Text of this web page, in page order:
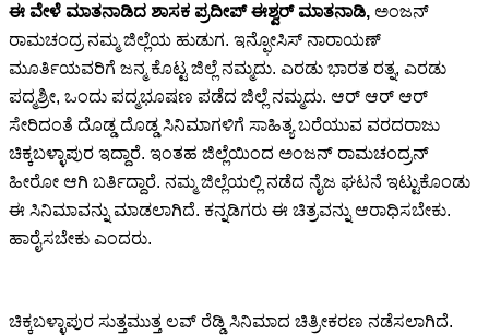
ಈ ವೇಳೆ ಮಾತನಾಡಿದ ಶಾಸಕ ಪ್ರದೀಪ್ ಈಶ್ವರ್ ಮಾತನಾಡಿ, ಅಂಜನ್
ರಾಮಚಂದ್ರ ನಮ್ಮ ಜಿಲ್ಲೆಯ ಹುಡುಗ. ಇನ್ಫೋಸಿಸ್ ನಾರಾಯಣ್
ಮೂರ್ತಿಯವರಿಗೆ ಜನ್ಮ ಕೊಟ್ಟ ಜಿಲ್ಲೆ ನಮ್ಮದು. ಎರಡು ಭಾರತ ರತ್ನ, ಎರಡು
ಪದ್ಮಶ್ರೀ, ಒಂದು ಪದ್ಮಭೂಷಣ ಪಡೆದ ಜಿಲ್ಲೆ ನಮ್ಮದು. ಆರ್ ಆರ್ ಆರ್
ಸೇರಿದಂತೆ ದೊಡ್ಡ ದೊಡ್ಡ ಸಿನಿಮಾಗಳಿಗೆ ಸಾಹಿತ್ಯ ಬರೆಯುವ ವರದರಾಜು
ಚಿಕ್ಕಬಳ್ಳಾಪುರ ಇದ್ದಾರೆ. ಇಂತಹ ಜಿಲ್ಲೆಯಿಂದ ಅಂಜನ್ ರಾಮಚಂದ್ರನ್
ಹೀರೋ ಆಗಿ ಬರ್ತಿದ್ದಾರೆ. ನಮ್ಮ ಜಿಲ್ಲೆಯಲ್ಲಿ ನಡೆದ ನೈಜ ಘಟನೆ ಇಟ್ಟುಕೊಂಡು
ಈ ಸಿನಿಮಾವನ್ನು ಮಾಡಲಾಗಿದೆ. ಕನ್ನಡಿಗರು ಈ ಚಿತ್ರವನ್ನು ಆರಾಧಿಸಬೇಕು.
ಹಾರೈಸಬೇಕು ಎಂದರು.
ಚಿಕ್ಕಬಳ್ಳಾಪುರ ಸುತ್ತಮುತ್ತ ಲವ್ ರೆಡ್ಡಿ ಸಿನಿಮಾದ ಚಿತ್ರೀಕರಣ ನಡೆಸಲಾಗಿದೆ.